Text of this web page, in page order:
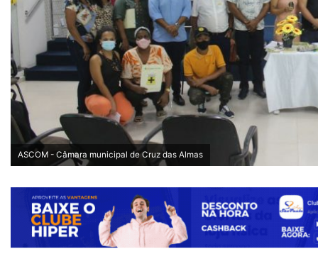
ASCOM - Câmara municipal de Cruz das Almas